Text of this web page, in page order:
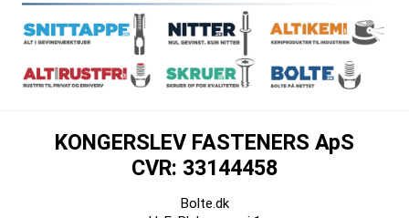
KONGERSLEV FASTENERS ApS
CVR: 33144458
Bolte.dk